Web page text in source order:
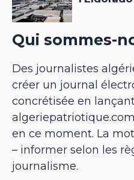
Qui sommes-
Des journalistes
créer un journal
concrétisée en
en ce moment. La
– informer selon les
journalisme.